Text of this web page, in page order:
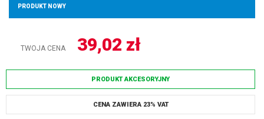
PRODUKT NOWY
TWOJA CENA 39,02 zł
PRODUKT AKCESORYJNY
CENA ZAWIERA 23% VAT